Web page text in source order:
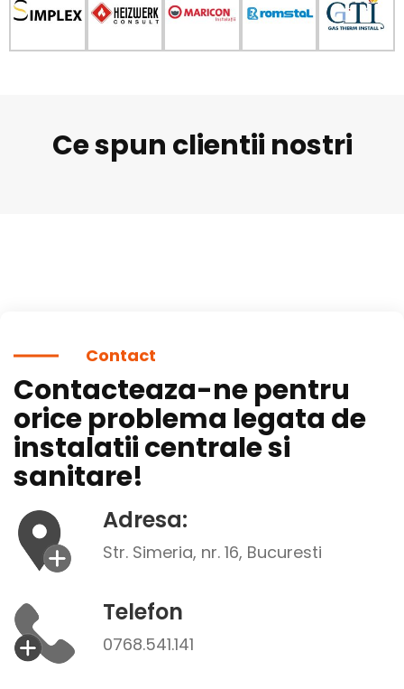
Ce spun clientii nostri
Contact
Contacteaza-ne pentru
orice problema legata de
instalatii centrale si
sanitare!
Adresa:
Str. Simeria, nr. 16, Bucuresti
Telefon
0768.541.141